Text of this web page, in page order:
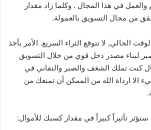
والعمل في هذا المجال . وكلما زاد مقدار
من مجال التسويق بالعمولة.
الحالي, لا تتوقع الثراء السريع. الأمر يأخذ
لبناء مصدر دخل قوي من خلال التسويق
كنت تملك الشغف والصبر والتفاني في
الا ارداة الله من الممكن أن تمنعك من
تأثيراً كبيراً في مقدار كسبك للأموال: